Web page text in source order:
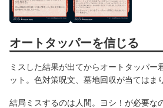
オートタッパーを信じる
ミスした結果が出てからオートタッパー
ット。色対策呪文、墓地回収が当てはま
結局ミスするのは人間。ヨシ！が必要な